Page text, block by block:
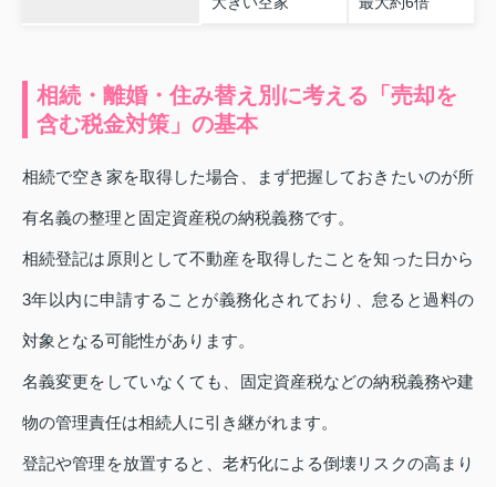
相続・離婚・住み替え別に考える「売却を
含む税金対策」の基本
相続で空き家を取得した場合、まず把握しておきたいのが所
有名義の整理と固定資産税の納税義務です。
相続登記は原則として不動産を取得したことを知った日から
3年以内に申請することが義務化されており、怠ると過料の
対象となる可能性があります。
名義変更をしていなくても、固定資産税などの納税義務や建
物の管理責任は相続人に引き継がれます。
登記や管理を放置すると、老朽化による倒壊リスクの高まり